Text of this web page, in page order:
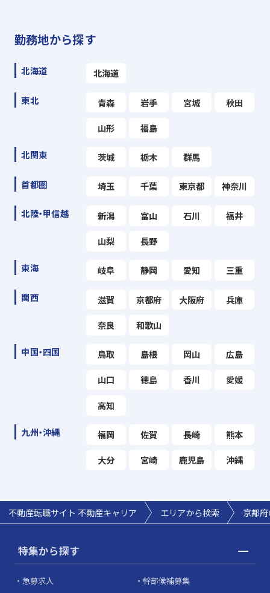
勤務地から探す
北海道 北海道
東北 青森 岩手 宮城 秋田
山形 福島
北関東 茨城 栃木 群馬
首都圏 埼玉 千葉 東京都 神奈川
北陸・甲信越 新潟 富山 石川 福井
山梨 長野
東海 岐阜 静岡 愛知 三重
関西 滋賀 京都府 大阪府 兵庫
奈良 和歌山
中国・四国 鳥取 島根 岡山 広島
山口 徳島 香川 愛媛
高知
九州・沖縄 福岡 佐賀 長崎 熊本
大分 宮崎 鹿児島 沖縄
不動産転職サイト 不動産キャリア エリアから検索 京都
特集から探す
急募求人
幹部候補募集